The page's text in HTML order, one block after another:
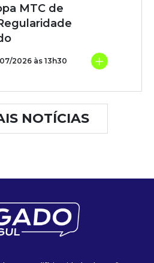
MTC de
2026 às 13h30 +
NOTÍCIAS